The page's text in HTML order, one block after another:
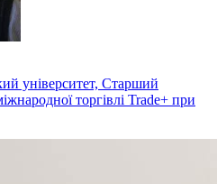
університет, Старший
торгівлі Trade+ при